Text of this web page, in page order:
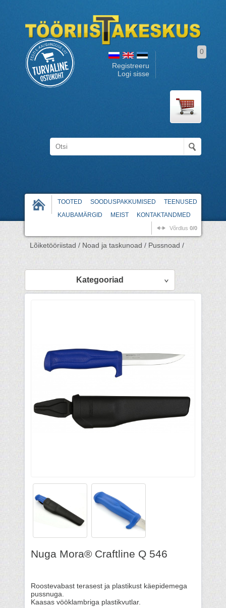
Registreeru
Logi sisse
0
TOOTED SOODUSPAKKUMISED
TEENUSED
KAUBAMÄRGID
MEIST KONTAKTANDMED
Võrdlus 0/0
Lõiketööriistad / Noad ja taskunoad / Pussnoad /
Kategooriad
Nuga Mora® Craftline Q 546
Roostevabast terasest ja plastikust käepidemega
pussnuga.
Kaasas vööklambriga plastikvutlar.